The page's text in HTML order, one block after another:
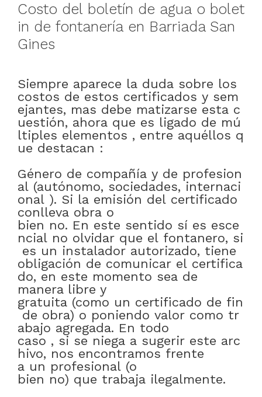
Costo del boletín de agua o bolet
in de fontanería en Barriada San
Gines
Siempre aparece la duda sobre los
costos de estos certificados y sem
ejantes, mas debe matizarse esta c
uestión, ahora que es ligado de mú
ltiples elementos , entre aquéllos q
ue destacan :
Género de compañía y de profesion
al (autónomo, sociedades, internaci
onal ). Si la emisión del certificado
conlleva obra o
bien no. En este sentido sí es esce
ncial no olvidar que el fontanero, si
es un instalador autorizado, tiene
obligación de comunicar el certifica
do, en este momento sea de
manera libre y
gratuita (como un certificado de fin
de obra) o poniendo valor como tr
abajo agregada. En todo
caso , si se niega a sugerir este arc
hivo, nos encontramos frente
a un profesional (o
bien no) que trabaja ilegalmente.